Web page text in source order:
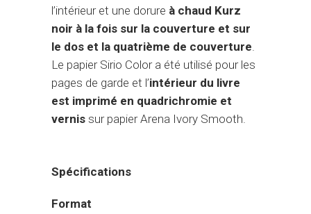
l’intérieur et une dorure à chaud Kurz
noir à la fois sur la couverture et sur
le dos et la quatrième de couverture.
Le papier Sirio Color a été utilisé pour les
pages de garde et l’intérieur du livre
est imprimé en quadrichromie et
vernis sur papier Arena Ivory Smooth.
Spécifications
Format